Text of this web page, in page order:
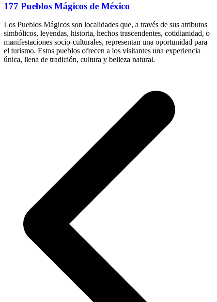
177 Pueblos Mágicos de México
Los Pueblos Mágicos son localidades que, a través de sus atributos
simbólicos, leyendas, historia, hechos trascendentes, cotidianidad, o
manifestaciones socio-culturales, representan una oportunidad para
el turismo. Estos pueblos ofrecen a los visitantes una experiencia
única, llena de tradición, cultura y belleza natural.